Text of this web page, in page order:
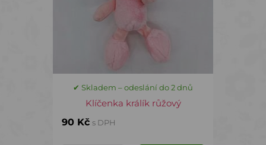
✔ Skladem – odeslání do 2 dnů
Klíčenka králík růžový
90 Kč s DPH